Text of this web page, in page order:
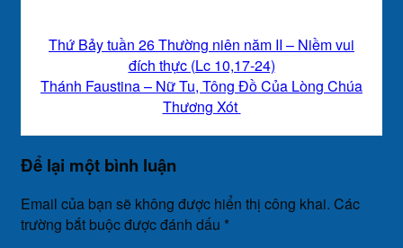
Thứ Bảy tuần 26 Thường niên năm II – Niềm vui
đích thực (Lc 10,17-24)
Thánh Faustina – Nữ Tu, Tông Đồ Của Lòng Chúa
Thương Xót
Để lại một bình luận
Email của bạn sẽ không được hiển thị công khai. Các
trường bắt buộc được đánh dấu *